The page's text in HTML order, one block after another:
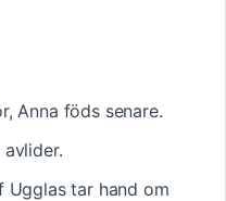
Anna föds senare.
Ugglas tar hand om